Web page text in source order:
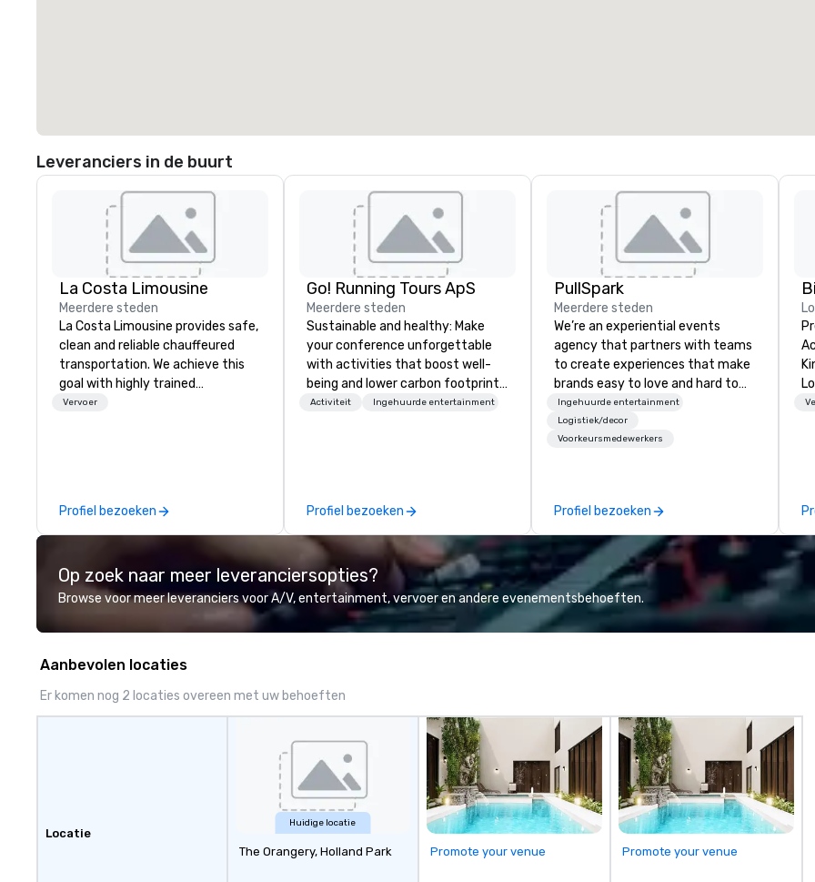
Leveranciers in de buurt
La Costa Limousine
Meerdere steden
La Costa Limousine provides safe,
clean and reliable chauffeured
transportation. We achieve this
goal with highly trained
chauffeurs, the newest vehicles
perfectly maintained fleet of late
model luxury vehicles to the
professional team of chauffeurs
and support staff; you will know
Costa Limousine.
Vervoer
Profiel bezoeken
Go! Running Tours ApS
Meerdere steden
Sustainable and healthy: Make
your conference unforgettable
with activities that boost well-
being and lower carbon footprints.
Explore the world on the run with
Activiteit Ingehuurde entertainment
Profiel bezoeken
PullSpark
Meerdere steden
We’re an experiential events
agency that partners with teams
to create experiences that make
brands easy to love and hard to
forget. Most companies already
know what makes them easy to
love; we help teams design
Ingehuurde entertainment
Logistiek/decor
Voorkeursmedewerkers
Profiel bezoeken
6
Op zoek naar meer leveranciersopties?
Browse voor meer leveranciers voor A/V, entertainment, vervoer en andere evenementsbehoeften.
Aanbevolen locaties
Er komen nog 2 locaties overeen met uw behoeften
Locatie
Huidige locatie
The Orangery, Holland Park Promote your venue Promote your venue